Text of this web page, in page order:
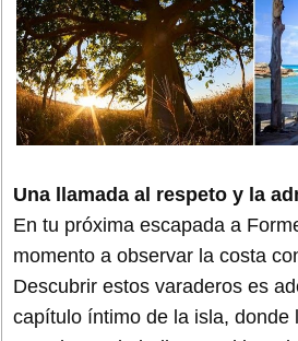
Una llamada al respeto y la
En tu próxima escapada a
momento a observar la costa
Descubrir estos varaderos es
capítulo íntimo de la isla, donde